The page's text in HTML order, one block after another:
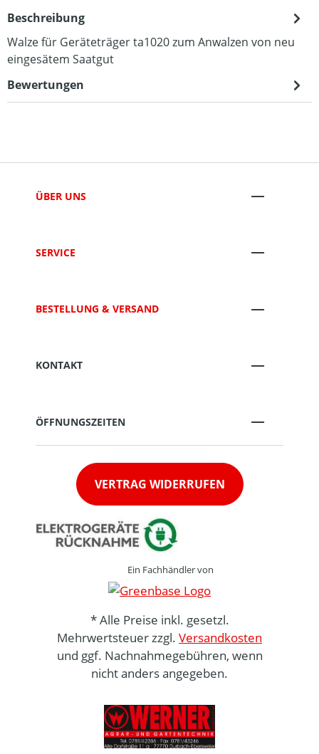
Beschreibung
Walze für Geräteträger ta1020 zum Anwalzen von neu
eingesätem Saatgut
Bewertungen
ÜBER UNS
SERVICE
BESTELLUNG & VERSAND
KONTAKT
ÖFFNUNGSZEITEN
VERTRAG WIDERRUFEN
Ein Fachhändler von
* Alle Preise inkl. gesetzl.
Mehrwertsteuer zzgl. Versandkosten
und ggf. Nachnahmegebühren, wenn
nicht anders angegeben.